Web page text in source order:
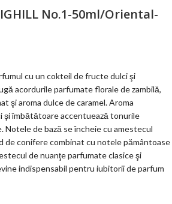
No.1-50ml/Oriental-
cu un cokteil de fructe dulci şi
acordurile parfumate florale de zambilă,
şi aroma dulce de caramel. Aroma
şi îmbătătoare accentuează tonurile
de bază se încheie cu amestecul
de conifere combinat cu notele pământoase
de nuanţe parfumate clasice şi
indispensabil pentru iubitorii de parfum